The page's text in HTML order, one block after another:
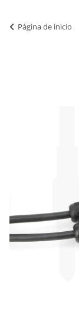
Página de inicio